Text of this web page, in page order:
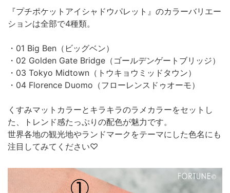
『プチポケットアイシャドウパレット』のカラーバリエー
ションは全部で4種類。
・01 Big Ben（ビッグベン）
・02 Golden Gate Bridge（ゴールデンゲートブリッジ）
・03 Tokyo Midtown（トウキョウミッドタウン）
・04 Florence Duomo（フローレンスドゥオーモ）
くすみマットカラーとキラキラのラメカラーをセットし
た、トレンド感たっぷりの配色が魅力です。
世界各地の観光地やランドマークをテーマにした色名にも
注目してみてください♡